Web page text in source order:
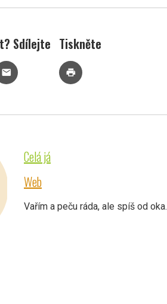
Sdílejte
mail
Tiskněte
print
Celá já
Web
Vařím a peču ráda, ale spíš od oka.